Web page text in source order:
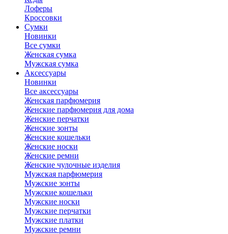
Лоферы
Кроссовки
Сумки
Новинки
Все сумки
Женская сумка
Мужская сумка
Аксессуары
Новинки
Все аксессуары
Женская парфюмерия
Женские парфюмерия для дома
Женские перчатки
Женские зонты
Женские кошельки
Женские носки
Женские ремни
Женские чулочные изделия
Мужская парфюмерия
Мужские зонты
Мужские кошельки
Мужские носки
Мужские перчатки
Мужские платки
Мужские ремни